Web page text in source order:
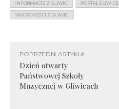
INFORMACJE Z GLIWIC PORTAL GLIWICE
WIADOMOŚCI Z GLIWIC
POPRZEDNI ARTYKUŁ
Dzień otwarty
Państwowej Szkoły
Muzycznej w Gliwicach